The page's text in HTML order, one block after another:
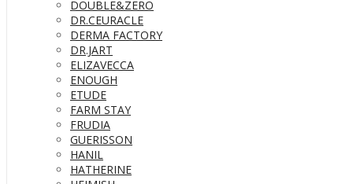
DOUBLE&ZERO
DR.CEURACLE
DERMA FACTORY
DR.JART
ELIZAVECCA
ENOUGH
ETUDE
FARM STAY
FRUDIA
GUERISSON
HANIL
HATHERINE